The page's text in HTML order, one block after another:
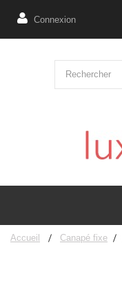
Connexion
Accueil Canapé fixe